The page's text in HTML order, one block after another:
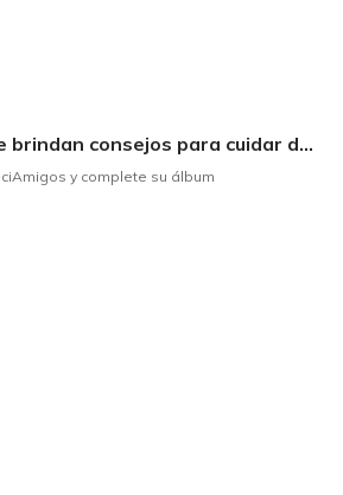
Los ReciAmigos le brindan consejos para cuidar del medio ambiente de forma divertida.
y complete su álbum